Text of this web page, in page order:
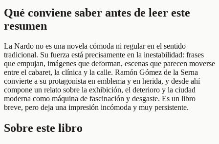
Qué conviene saber antes de leer este
resumen
La Nardo no es una novela cómoda ni regular en el sentido
tradicional. Su fuerza está precisamente en la inestabilidad: frases
que empujan, imágenes que deforman, escenas que parecen moverse
entre el cabaret, la clínica y la calle. Ramón Gómez de la Serna
convierte a su protagonista en emblema y en herida, y desde ahí
compone un relato sobre la exhibición, el deterioro y la ciudad
moderna como máquina de fascinación y desgaste. Es un libro
breve, pero deja una impresión incómoda y muy persistente.
Sobre este libro